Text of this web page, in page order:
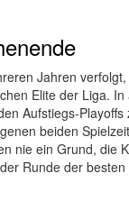
Jahren
Elite der Liga.
Aufstiegs-
beiden
nie ein Grund, die
Runde der